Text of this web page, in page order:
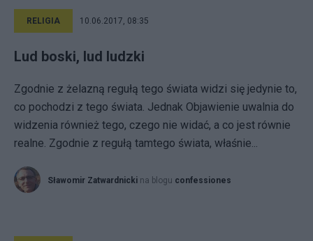
RELIGIA 10.06.2017, 08:35
Lud boski, lud ludzki
Zgodnie z żelazną regułą tego świata widzi się jedynie to,
co pochodzi z tego świata. Jednak Objawienie uwalnia do
widzenia również tego, czego nie widać, a co jest równie
realne. Zgodnie z regułą tamtego świata, właśnie...
Sławomir Zatwardnicki na blogu confessiones